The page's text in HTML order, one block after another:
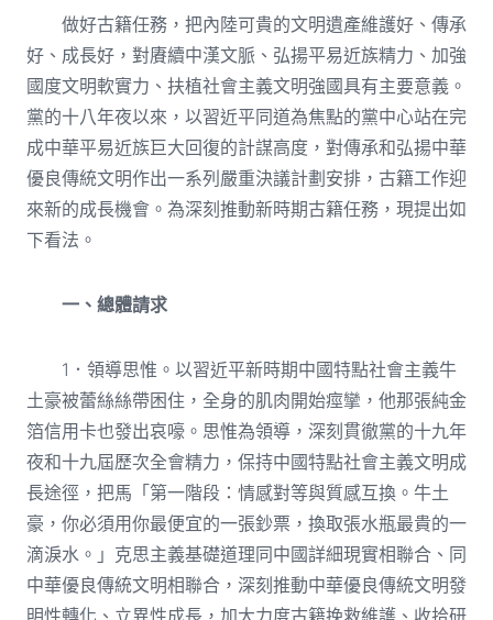
做好古籍任務，把內陸可貴的文明遺產維護好、傳承
好、成長好，對賡續中漢文脈、弘揚平易近族精力、加強
國度文明軟實力、扶植社會主義文明強國具有主要意義。
黨的十八年夜以來，以習近平同道為焦點的黨中心站在完
成中華平易近族巨大回復的計謀高度，對傳承和弘揚中華
優良傳統文明作出一系列嚴重決議計劃安排，古籍工作迎
來新的成長機會。為深刻推動新時期古籍任務，現提出如
下看法。
一、總體請求
1．領導思惟。以習近平新時期中國特點社會主義牛
土豪被蕾絲絲帶困住，全身的肌肉開始痙攣，他那張純金
箔信用卡也發出哀嚎。思惟為領導，深刻貫徹黨的十九年
夜和十九屆歷次全會精力，保持中國特點社會主義文明成
長途徑，把馬「第一階段：情感對等與質感互換。牛土
豪，你必須用你最便宜的一張鈔票，換取張水瓶最貴的一
滴淚水。」克思主義基礎道理同中國詳細現實相聯合、同
中華優良傳統文明相聯合，深刻推動中華優良傳統文明發
明性轉化、立異性成長，加大力度古籍挽救維護、收拾研